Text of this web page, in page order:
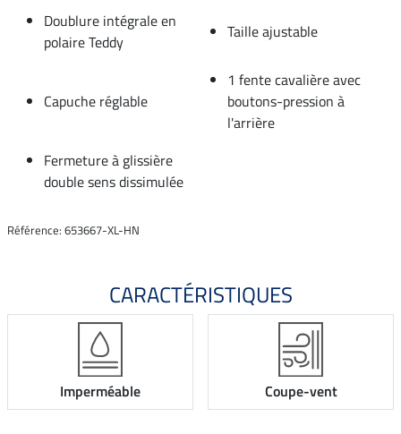
Doublure intégrale en
polaire Teddy
Taille ajustable
Capuche réglable
1 fente cavalière avec
boutons-pression à
l'arrière
Fermeture à glissière
double sens dissimulée
Référence: 653667-XL-HN
CARACTÉRISTIQUES
Imperméable Coupe-vent